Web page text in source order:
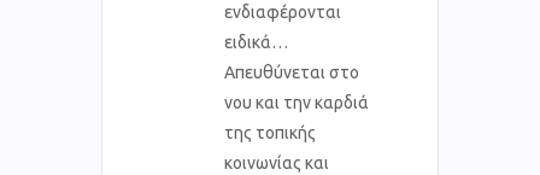
ενδιαφέρονται
ειδικά…
Απευθύνεται στο
νου και την καρδιά
της τοπικής
κοινωνίας και